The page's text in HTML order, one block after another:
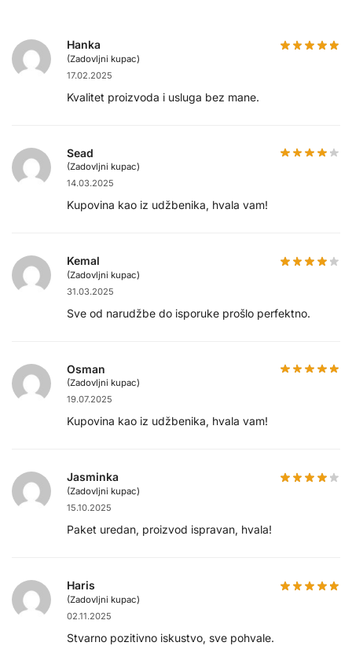
Hanka
(Zadovljni kupac)
17.02.2025
Kvalitet proizvoda i usluga bez mane.
Sead
(Zadovljni kupac)
14.03.2025
Kupovina kao iz udžbenika, hvala vam!
Kemal
(Zadovljni kupac)
31.03.2025
Sve od narudžbe do isporuke prošlo perfektno.
Osman
(Zadovljni kupac)
19.07.2025
Kupovina kao iz udžbenika, hvala vam!
Jasminka
(Zadovljni kupac)
15.10.2025
Paket uredan, proizvod ispravan, hvala!
Haris
(Zadovljni kupac)
02.11.2025
Stvarno pozitivno iskustvo, sve pohvale.